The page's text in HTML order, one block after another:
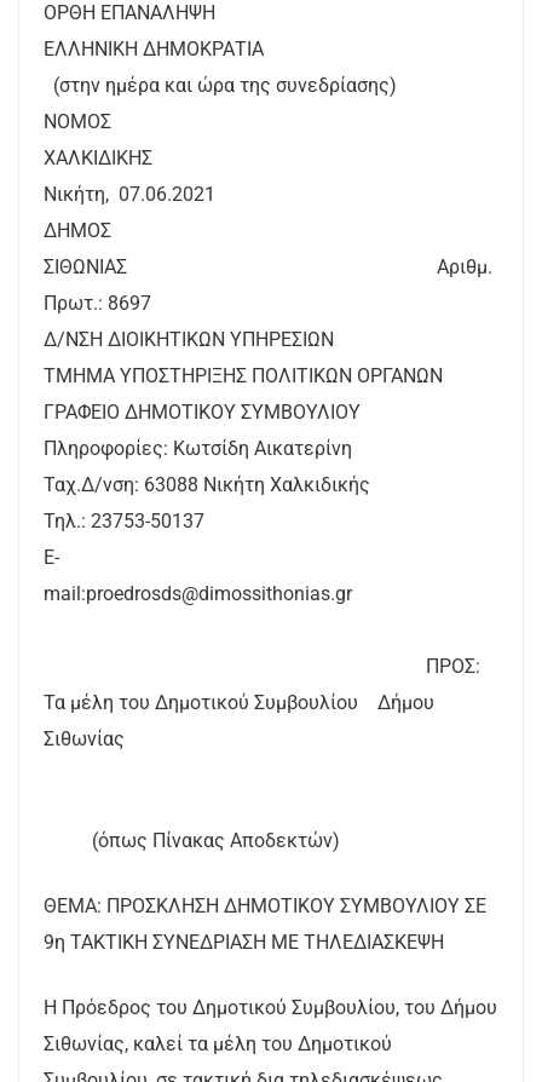
ΟΡΘΗ ΕΠΑΝΑΛΗΨΗ
ΕΛΛΗΝΙΚΗ ΔΗΜΟΚΡΑΤΙΑ
(στην ημέρα και ώρα της συνεδρίασης)
ΝΟΜΟΣ
ΧΑΛΚΙΔΙΚΗΣ
Νικήτη, 07.06.2021
ΔΗΜΟΣ
ΣΙΘΩΝΙΑΣ Αριθμ.
Πρωτ.: 8697
Δ/ΝΣΗ ΔΙΟΙΚΗΤΙΚΩΝ ΥΠΗΡΕΣΙΩΝ
ΤΜΗΜΑ ΥΠΟΣΤΗΡΙΞΗΣ ΠΟΛΙΤΙΚΩΝ ΟΡΓΑΝΩΝ
ΓΡΑΦΕΙΟ ΔΗΜΟΤΙΚΟΥ ΣΥΜΒΟΥΛΙΟΥ
Πληροφορίες: Κωτσίδη Αικατερίνη
Ταχ.Δ/νση: 63088 Νικήτη Χαλκιδικής
Τηλ.: 23753-50137
E-
ΠΡΟΣ:
Τα μέλη του Δημοτικού Συμβουλίου Δήμου
Σιθωνίας
(όπως Πίνακας Αποδεκτών)
ΘΕΜΑ: ΠΡΟΣΚΛΗΣΗ ΔΗΜΟΤΙΚΟΥ ΣΥΜΒΟΥΛΙΟΥ ΣΕ
9η ΤΑΚΤΙΚΗ ΣΥΝΕΔΡΙΑΣΗ ΜΕ ΤΗΛΕΔΙΑΣΚΕΨΗ
Η Πρόεδρος του Δημοτικού Συμβουλίου, του Δήμου
Σιθωνίας, καλεί τα μέλη του Δημοτικού